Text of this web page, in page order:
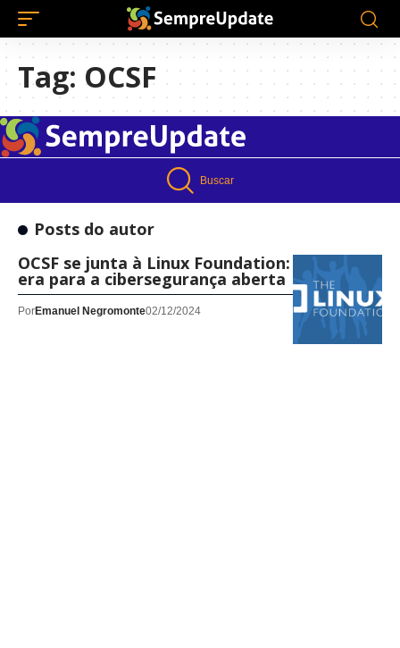
Tag: OCSF
Buscar
Posts do autor
OCSF se junta à Linux Foundation: uma nova
era para a cibersegurança aberta
PorEmanuel Negromonte02/12/2024